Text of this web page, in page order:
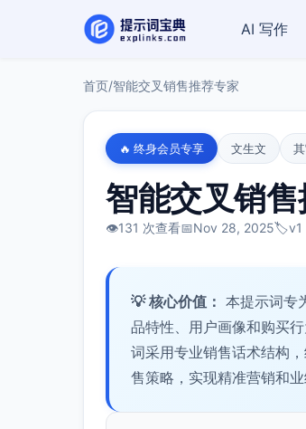
AI 写作
首页/智能交叉销售推荐专家
🔥 终身会员专享 文生文
智能交叉销
👁️131 次查看📅Nov 28, 2025🏷️v1
💡 核心价值： 本提示词专
品特性、用户画像和购买
词采用专业销售话术结构
售策略，实现精准营销和业